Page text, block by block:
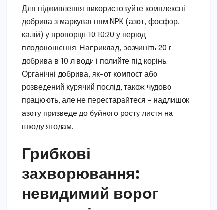
Для підживлення використовуйте комплексні
добрива з маркуванням NPK (азот, фосфор,
калій) у пропорції 10:10:20 у період
плодоношення. Наприклад, розчиніть 20 г
добрива в 10 л води і полийте під корінь.
Органічні добрива, як-от компост або
розведений курячий послід, також чудово
працюють, але не перестарайтеся – надлишок
азоту призведе до буйного росту листя на
шкоду ягодам.
Грибкові
захворювання:
невидимий ворог